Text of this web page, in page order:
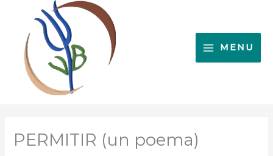
contenido
MENU
PERMITIR (un poema)